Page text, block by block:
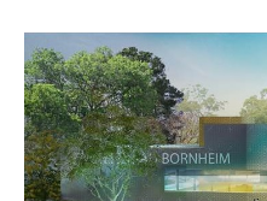
Eine
neue
Aufgabe
–
Ein
neues